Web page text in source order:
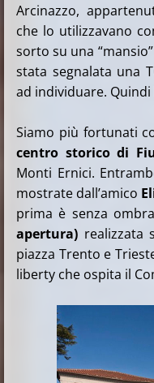
Arcinazzo,
che lo utilizzavano
sorto su una
stata segnalata una
ad individuare. Quindi
Siamo più fortunati
centro storico di
Monti Ernici.
mostrate dall’amico
prima è senza
apertura) realizzata
piazza Trento e
liberty che ospita il